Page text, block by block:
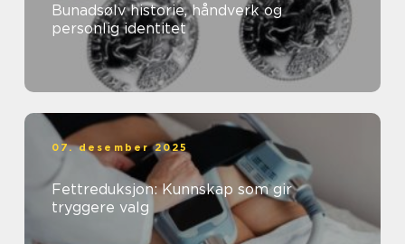
Bunadsølv historie, håndverk og
personlig identitet
07. desember 2025
Fettreduksjon: Kunnskap som gir
tryggere valg